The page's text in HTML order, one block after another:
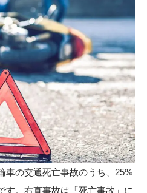
車の交通死亡事故のうち、25%
す。右直事故は「死亡事故」に